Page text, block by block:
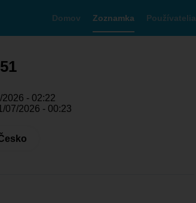
Domov Zoznamka Používatelia
- 02:22
07/2026 - 00:23